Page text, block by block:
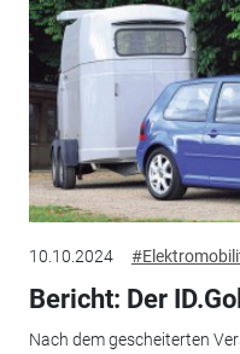
10.10.2024
Bericht: Der
Nach dem gescheiterten